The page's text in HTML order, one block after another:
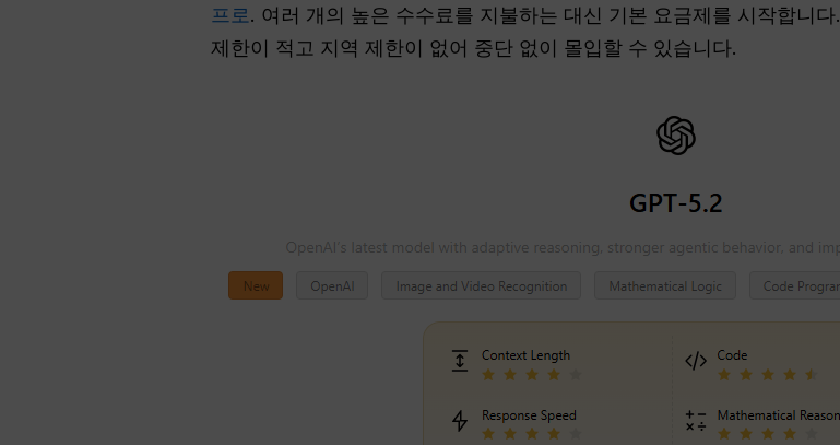
프로. 여러 개의 높은 수수료를 지불하는 대신 기본 요금제를 시작합니다.
제한이 적고 지역 제한이 없어 중단 없이 몰입할 수 있습니다.